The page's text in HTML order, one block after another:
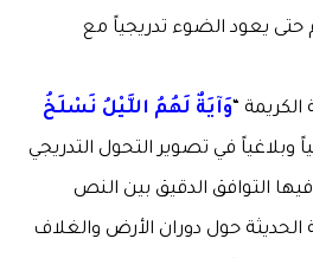
حتى يعود الضوء تدريجياً مع
“وَآيَةٌ لَهُمُ اللَّيْلُ نَسْلَخُ
وبلاغياً في تصوير التحول التدريجي
فيها التوافق الدقيق بين النص
الحديثة حول دوران الأرض والغلاف